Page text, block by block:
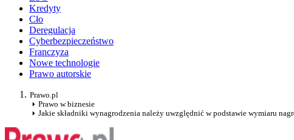
Kredyty
Cło
Deregulacja
Cyberbezpieczeństwo
Franczyza
Nowe technologie
Prawo autorskie
Prawo.pl
Prawo w biznesie
Jakie składniki wynagrodzenia należy uwzględnić w podstawie wymiaru